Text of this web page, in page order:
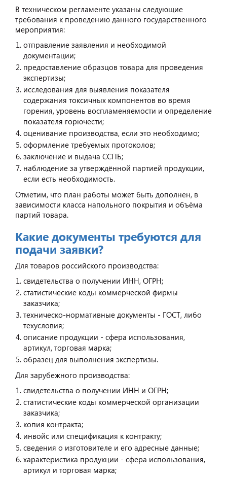
В техническом регламенте указаны следующие
требования к проведению данного государственного
мероприятия:
отправление заявления и необходимой
документации;
предоставление образцов товара для проведения
экспертизы;
исследования для выявления показателя
содержания токсичных компонентов во время
горения, уровень воспламеняемости и определение
показателя горючести;
оценивание производства, если это необходимо;
оформление требуемых протоколов;
заключение и выдача ССПБ;
наблюдение за утверждённой партией продукции,
если есть необходимость.
Отметим, что план работы может быть дополнен, в
зависимости класса напольного покрытия и объёма
партий товара.
Какие документы требуются для
подачи заявки?
Для товаров российского производства:
свидетельства о получении ИНН, ОГРН;
статистические коды коммерческой фирмы
заказчика;
техническо-нормативные документы - ГОСТ, либо
техусловия;
описание продукции - сфера использования,
артикул, торговая марка;
образец для выполнения экспертизы.
Для зарубежного производства:
свидетельства о получении ИНН и ОГРН;
статистические коды коммерческой организации
заказчика;
копия контракта;
инвойс или спецификация к контракту;
сведения о изготовителе и его адресные данные;
характеристика продукции - сфера использования,
артикул и торговая марка;